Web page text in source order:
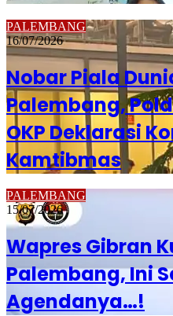
PALEMBANG
16/07/2026
Nobar Piala
Palembang,
OKP Deklarasi
Kamtibmas
PALEMBANG
15/07/2026
Wapres Gibran
Palembang, Ini
Agendanya…!